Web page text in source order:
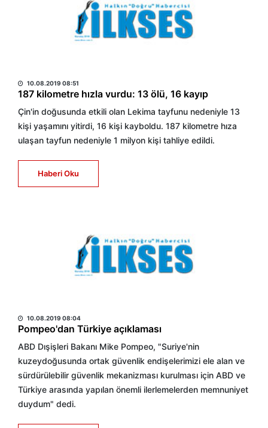
10.08.2019 08:51
187 kilometre hızla vurdu: 13 ölü, 16 kayıp
Çin'in doğusunda etkili olan Lekima tayfunu nedeniyle 13
kişi yaşamını yitirdi, 16 kişi kayboldu. 187 kilometre hıza
ulaşan tayfun nedeniyle 1 milyon kişi tahliye edildi.
Haberi Oku
10.08.2019 08:04
Pompeo'dan Türkiye açıklaması
ABD Dışişleri Bakanı Mike Pompeo, "Suriye'nin
kuzeydoğusunda ortak güvenlik endişelerimizi ele alan ve
sürdürülebilir güvenlik mekanizması kurulması için ABD ve
Türkiye arasında yapılan önemli ilerlemelerden memnuniyet
duydum" dedi.